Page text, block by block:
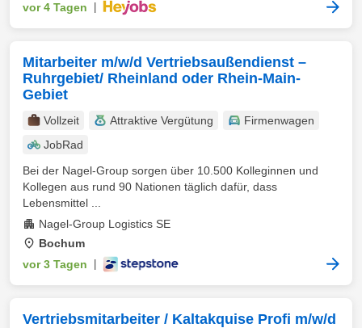
vor 4 Tagen
Mitarbeiter m/w/d Vertriebsaußendienst –
Ruhrgebiet/ Rheinland oder Rhein-Main-
Gebiet
Vollzeit Attraktive Vergütung
Firmenwagen
JobRad
Bei der Nagel-Group sorgen über 10.500 Kolleginnen und
Kollegen aus rund 90 Nationen täglich dafür, dass
Lebensmittel ...
Nagel-Group Logistics SE
Bochum
vor 3 Tagen
Vertriebsmitarbeiter / Kaltakquise Profi m/w/d